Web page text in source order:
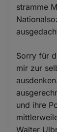
stramme
Sorry für
mir zur
und ihre
Walter